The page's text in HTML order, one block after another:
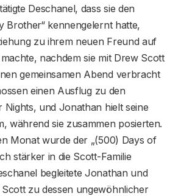
Deschanel, dass sie den
Brother“ kennengelernt hatte,
zu ihrem neuen Freund auf
nachdem sie mit Drew Scott
gemeinsamen Abend verbracht
einen Ausflug zu den
und Jonathan hielt seine
während sie zusammen posierten.
Monat wurde der „(500) Days of
stärker in die Scott-Familie
begleitete Jonathan und
zu dessen ungewöhnlicher